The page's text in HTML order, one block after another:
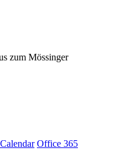
Office 365